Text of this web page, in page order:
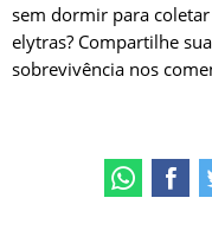
sem dormir para
elytras? Compartilhe
sobrevivência nos